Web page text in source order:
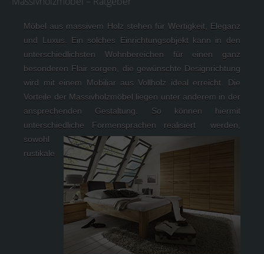
Möbel aus massivem Holz stehen für Wertigkeit, Eleganz
und Luxus. Ein solches Einrichtungsobjekt kann in den
unterschiedlichsten Wohnbereichen für einen ganz
besonderen Flair sorgen, die gewünschte Designrichtung
wird mit einem Mobiliar aus Vollholz ideal erreicht. Die
Vorteile der Massivholzmöbel liegen unter anderem in der
ansprechenden Gestaltung. So können hiermit
unterschiedliche Formensprachen realisiert
werden,
sowohl
rustikale